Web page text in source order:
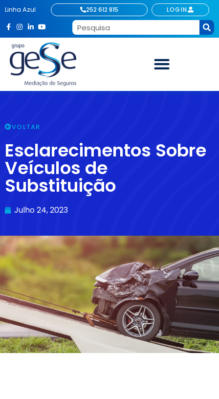
Linha Azul 252 612 815 LOGIN
VOLTAR
Esclarecimentos Sobre
Veículos de
Substituição
Julho 24, 2023